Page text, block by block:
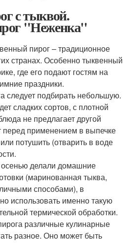
с тыквой.
"Неженка"
пирог – традиционное
странах. Особенно тыквенный
где его подают гостям на
праздники.
следует подбирать небольшую.
сладких сортов, с плотной
не предлагает другой
перед применением в выпечке
потушить (отварить в воде
делали домашние
(маринованная тыква,
способами), в
использовать именно такую
термической обработки.
различные кулинарные
разное. Оно может быть